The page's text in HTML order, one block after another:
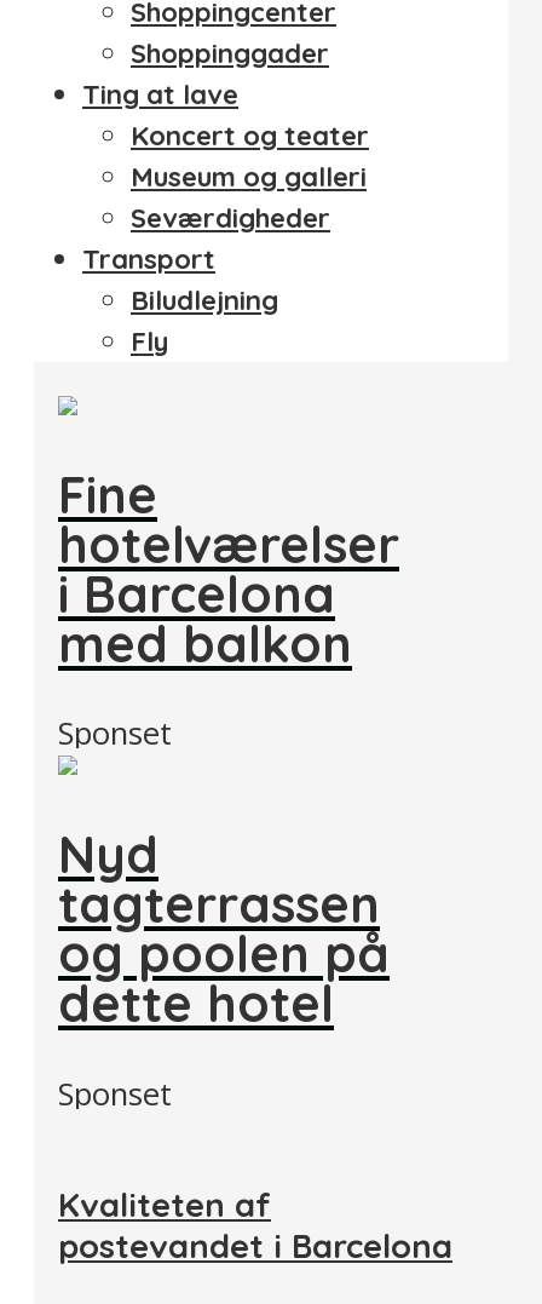
Shoppingcenter
Shoppinggader
Ting at lave
Koncert og teater
Museum og galleri
Seværdigheder
Transport
Biludlejning
Fly
Fine
hotelværelser
i Barcelona
med balkon
Sponset
Nyd
tagterrassen
og poolen på
dette hotel
Sponset
Kvaliteten af
postevandet i Barcelona